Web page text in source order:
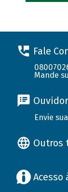
Fale
Mande
Envie
Outros
Acesso